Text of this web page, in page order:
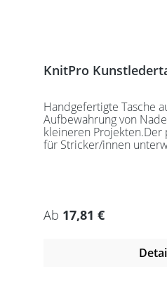
KnitPro
Handgefertigte Tasche
Aufbewahrung von
kleineren
für Stricker/innen
Regulärer Preis:
Ab 17,81 €